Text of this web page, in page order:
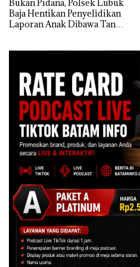
Bukan Pidana, Polsek Lubuk
Baja Hentikan Penyelidikan
Laporan Anak Dibawa Tanpa